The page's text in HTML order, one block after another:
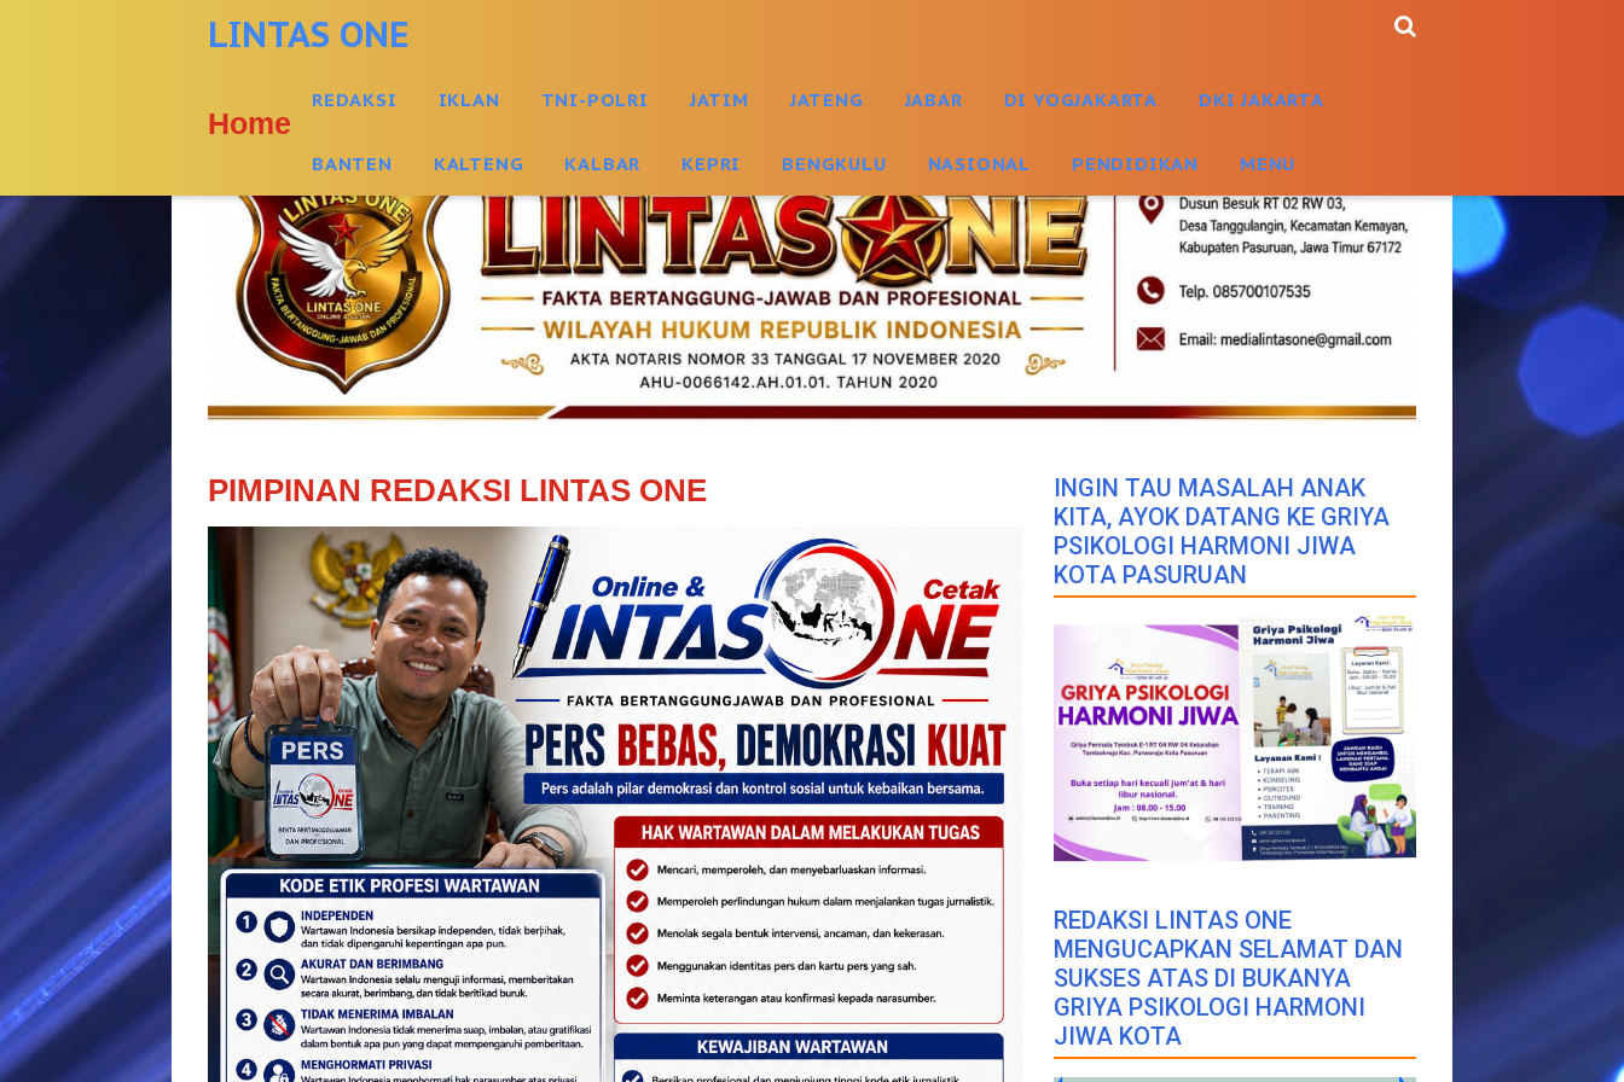
LINTAS ONE
Home
REDAKSI IKLAN TNI-POLRI JATIM JATENG JABAR DI YOGJAKARTA DKI JAKARTA
BANTEN KALTENG KALBAR KEPRI BENGKULU NASIONAL PENDIDIKAN MENU
PIMPINAN REDAKSI LINTAS ONE
INGIN TAU MASALAH ANAK
KITA, AYOK DATANG KE GRIYA
PSIKOLOGI HARMONI JIWA
KOTA PASURUAN
REDAKSI LINTAS ONE
MENGUCAPKAN SELAMAT DAN
SUKSES ATAS DI BUKANYA
GRIYA PSIKOLOGI HARMONI
JIWA KOTA